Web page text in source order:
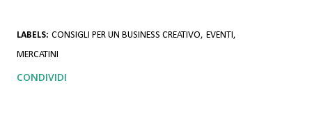
LABELS: CONSIGLI PER UN BUSINESS CREATIVO EVENTI
MERCATINI
CONDIVIDI